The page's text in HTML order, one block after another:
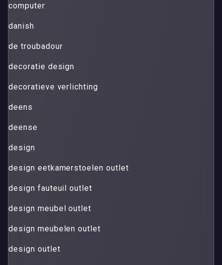
computer
danish
de troubadour
decoratie design
decoratieve verlichting
deens
deense
design
design eetkamerstoelen outlet
design fauteuil outlet
design meubel outlet
design meubelen outlet
design outlet